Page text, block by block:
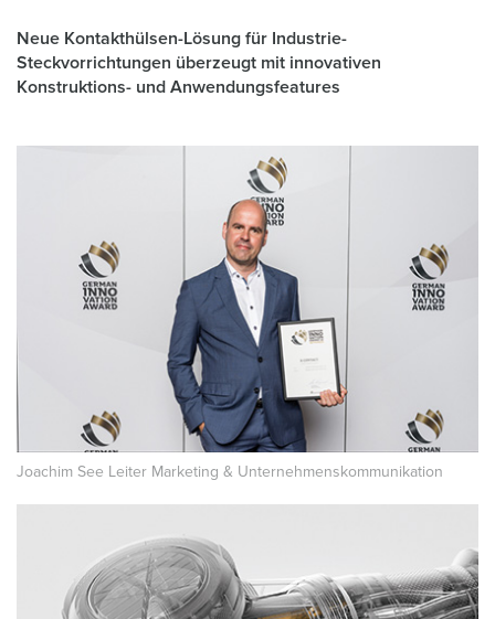
Neue Kontakthülsen-Lösung für Industrie-
Steckvorrichtungen überzeugt mit innovativen
Konstruktions- und Anwendungsfeatures
Joachim See Leiter Marketing & Unternehmenskommunikation